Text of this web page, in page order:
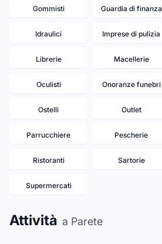
Gommisti Guardia di finanza
Idraulici Imprese di pulizia
Librerie Macellerie
Oculisti Onoranze funebri
Ostelli Outlet
Parrucchiere Pescherie
Ristoranti Sartorie
Supermercati
Attività a Parete